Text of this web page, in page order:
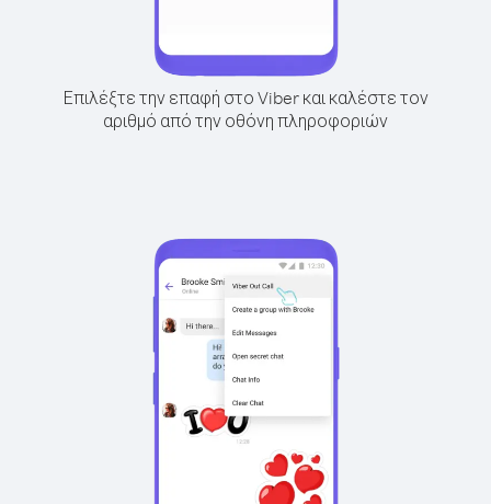
Επιλέξτε την επαφή στο Viber και καλέστε τον
αριθμό από την οθόνη πληροφοριών